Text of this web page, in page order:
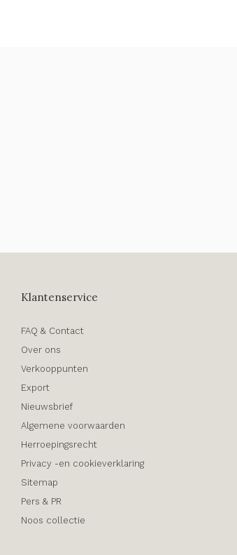
Klantenservice
FAQ & Contact
Over ons
Verkooppunten
Export
Nieuwsbrief
Algemene voorwaarden
Herroepingsrecht
Privacy -en cookieverklaring
Sitemap
Pers & PR
Noos collectie